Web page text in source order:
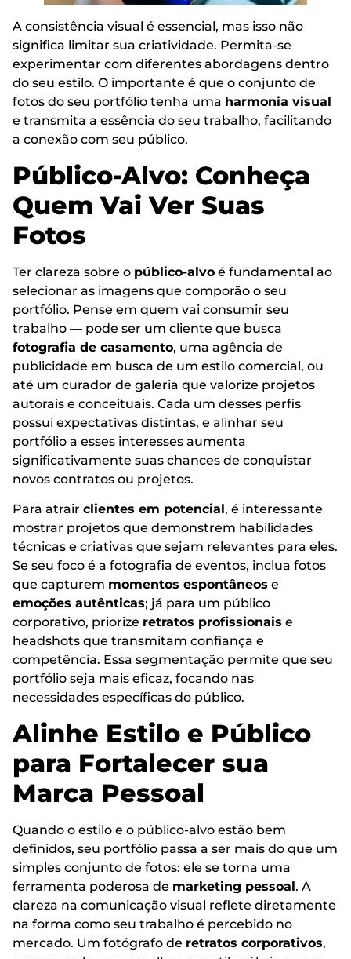
A consistência visual é essencial, mas isso não
significa limitar sua criatividade. Permita-se
experimentar com diferentes abordagens dentro
do seu estilo. O importante é que o conjunto de
fotos do seu portfólio tenha uma harmonia visual
e transmita a essência do seu trabalho, facilitando
a conexão com seu público.
Público-Alvo: Conheça
Quem Vai Ver Suas
Fotos
Ter clareza sobre o público-alvo é fundamental ao
selecionar as imagens que comporão o seu
portfólio. Pense em quem vai consumir seu
trabalho — pode ser um cliente que busca
fotografia de casamento, uma agência de
publicidade em busca de um estilo comercial, ou
até um curador de galeria que valorize projetos
autorais e conceituais. Cada um desses perfis
possui expectativas distintas, e alinhar seu
portfólio a esses interesses aumenta
significativamente suas chances de conquistar
novos contratos ou projetos.
Para atrair clientes em potencial, é interessante
mostrar projetos que demonstrem habilidades
técnicas e criativas que sejam relevantes para eles.
Se seu foco é a fotografia de eventos, inclua fotos
que capturem momentos espontâneos e
emoções autênticas; já para um público
corporativo, priorize retratos profissionais e
headshots que transmitam confiança e
competência. Essa segmentação permite que seu
portfólio seja mais eficaz, focando nas
necessidades específicas do público.
Alinhe Estilo e Público
para Fortalecer sua
Marca Pessoal
Quando o estilo e o público-alvo estão bem
definidos, seu portfólio passa a ser mais do que um
simples conjunto de fotos: ele se torna uma
ferramenta poderosa de marketing pessoal. A
clareza na comunicação visual reflete diretamente
na forma como seu trabalho é percebido no
mercado. Um fotógrafo de retratos corporativos,